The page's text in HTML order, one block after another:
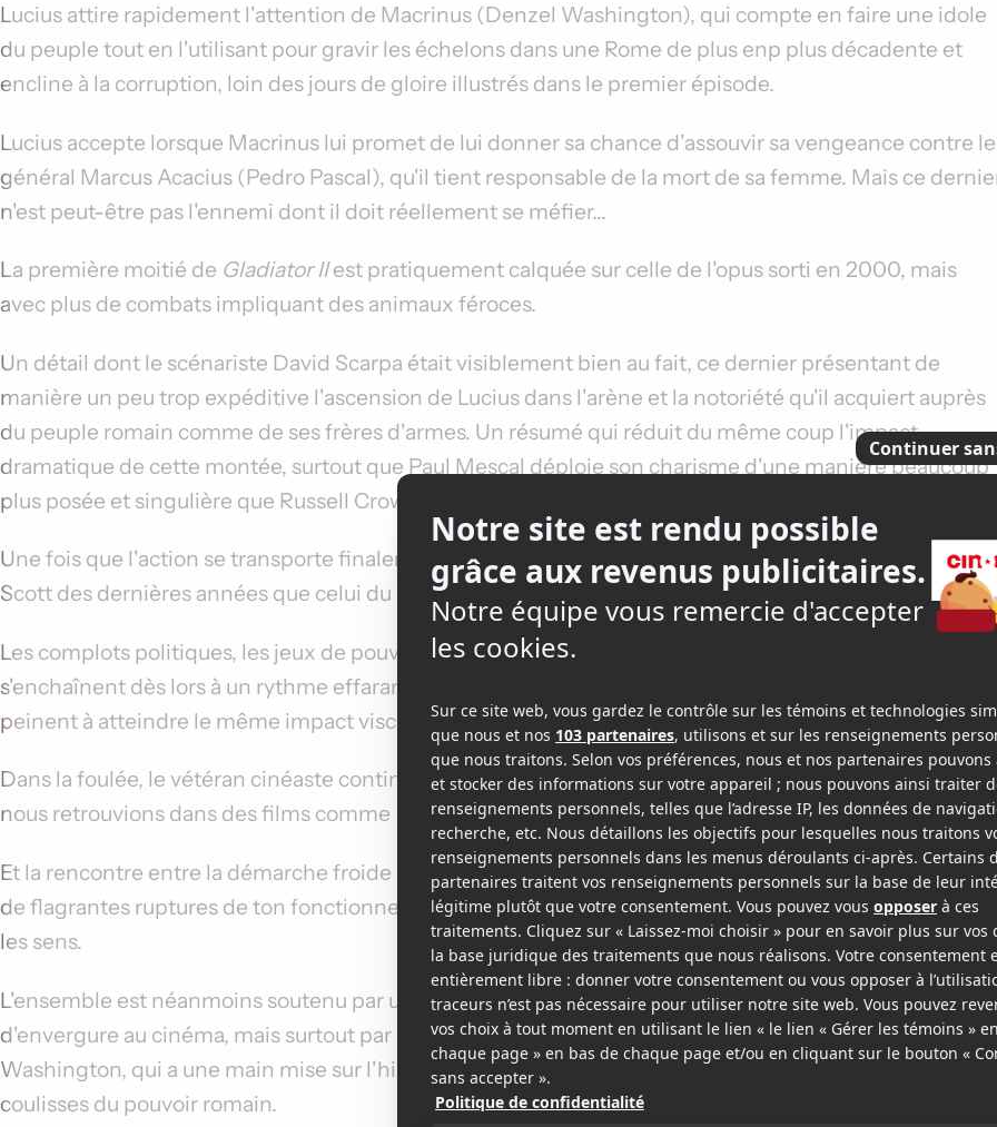
Lucius attire rapidement l'attention de Macrinus (Denzel Washington), qui compte en faire une idole
du peuple tout en l'utilisant pour gravir les échelons dans une Rome de plus enp plus décadente et
encline à la corruption, loin des jours de gloire illustrés dans le premier épisode.
Lucius accepte lorsque Macrinus lui promet de lui donner sa chance d'assouvir sa vengeance contre le
général Marcus Acacius (Pedro Pascal), qu'il tient responsable de la mort de sa femme. Mais ce
n'est peut-être pas l'ennemi dont il doit réellement se méfier...
La première moitié de Gladiator IIest pratiquement calquée sur celle de l'opus sorti en 2000, mais
avec plus de combats impliquant des animaux féroces.
Un détail dont le scénariste David Scarpa était visiblement bien au fait, ce dernier présentant de
manière un peu trop expéditive l'ascension de Lucius dans l'arène et la notoriété qu'il acquiert auprès
du peuple romain comme de ses frères d'armes. Un résumé qui réduit du même coup l'impact
dramatique de cette montée, surtout que Paul Mescal déploie son charisme d'une manière beaucoup
plus posée et singulière que Russell Crowe
Une fois que l'action se transporte finalement du côté de Rome, nous retrouvons davantage le
Ridley
Scott des dernières années que celui du début du millénaire.
Les complots politiques, les jeux de pouvoir et les revirements de situation dignes d'un roman savon
s'enchaînent dès lors à un rythme effarant, tandis que les séquences d'action, bien que plus
peinent à atteindre le même impact viscéral que celles présentées lors du premier tour de piste.
Dans la foulée, le vétéran cinéaste continue de cultiver ce même goût assumé pour le grotesque que
nous retrouvions dans des films comme
The Counselor,House of Gucciet Napoleon.
Et la rencontre entre la démarche froide et ultra méthodique du réalisateur et ces séquences
de flagrantes ruptures de ton fonctionne autant qu'elle semble subitement envoyer le récit dans tous
les sens.
L'ensemble est néanmoins soutenu par un Paul Mescal particulièrement à l'aise dans son premier rôle
d'envergure au cinéma, mais surtout par la prestation totalement désinvolte et imprévisible de Denzel
Washington, qui a une main mise sur l'histoire comme son personnage tire les ficelles dans les
coulisses du pouvoir romain.